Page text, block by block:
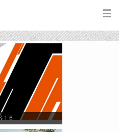
☰
1.6...